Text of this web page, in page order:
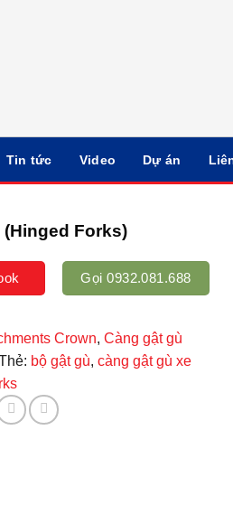
Tin tức Video Dự án
Forks)
Gọi 0932.081.688
Crown, Càng gật gù
bộ gật gù, càng gật gù xe